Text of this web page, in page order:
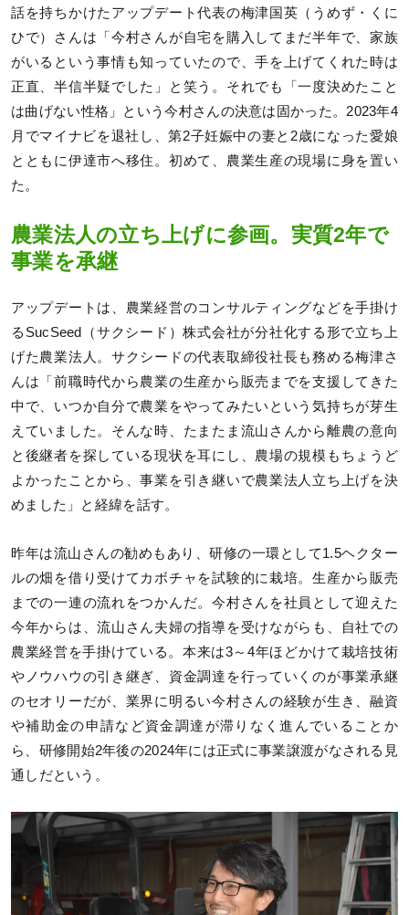
話を持ちかけたアップデート代表の梅津国英（うめず・くに
ひで）さんは「今村さんが自宅を購入してまだ半年で、家族
がいるという事情も知っていたので、手を上げてくれた時は
正直、半信半疑でした」と笑う。それでも「一度決めたこと
は曲げない性格」という今村さんの決意は固かった。2023年4
月でマイナビを退社し、第2子妊娠中の妻と2歳になった愛娘
とともに伊達市へ移住。初めて、農業生産の現場に身を置い
た。
農業法人の立ち上げに参画。実質2年で
事業を承継
アップデートは、農業経営のコンサルティングなどを手掛け
るSucSeed（サクシード）株式会社が分社化する形で立ち上
げた農業法人。サクシードの代表取締役社長も務める梅津さ
んは「前職時代から農業の生産から販売までを支援してきた
中で、いつか自分で農業をやってみたいという気持ちが芽生
えていました。そんな時、たまたま流山さんから離農の意向
と後継者を探している現状を耳にし、農場の規模もちょうど
よかったことから、事業を引き継いで農業法人立ち上げを決
めました」と経緯を話す。
昨年は流山さんの勧めもあり、研修の一環として1.5ヘクター
ルの畑を借り受けてカボチャを試験的に栽培。生産から販売
までの一連の流れをつかんだ。今村さんを社員として迎えた
今年からは、流山さん夫婦の指導を受けながらも、自社での
農業経営を手掛けている。本来は3～4年ほどかけて栽培技術
やノウハウの引き継ぎ、資金調達を行っていくのが事業承継
のセオリーだが、業界に明るい今村さんの経験が生き、融資
や補助金の申請など資金調達が滞りなく進んでいることか
ら、研修開始2年後の2024年には正式に事業譲渡がなされる見
通しだという。